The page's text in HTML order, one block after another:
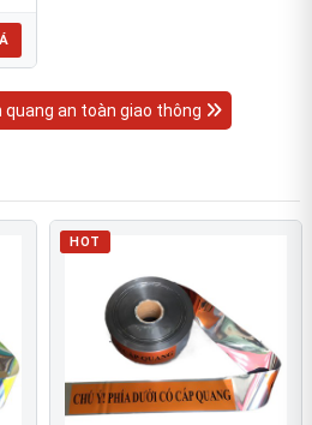
quang an toàn giao thông
HOT